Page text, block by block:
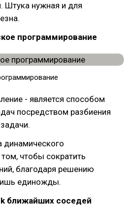
Штука нужная и для
программирование
- является способом
посредством разбиения
динамического
чтобы сократить
благодаря решению
единожды.
ближайших соседей